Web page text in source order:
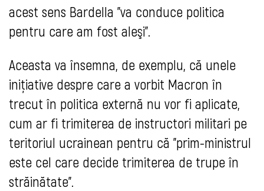
acest sens Bardella "va conduce politica
pentru care am fost aleşi".
Aceasta va însemna, de exemplu, că unele
iniţiative despre care a vorbit Macron în
trecut în politica externă nu vor fi aplicate,
cum ar fi trimiterea de instructori militari pe
teritoriul ucrainean pentru că "prim-ministrul
este cel care decide trimiterea de trupe în
străinătate".